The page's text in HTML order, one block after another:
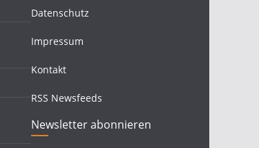
Datenschutz
Impressum
Kontakt
RSS Newsfeeds
Newsletter abonnieren